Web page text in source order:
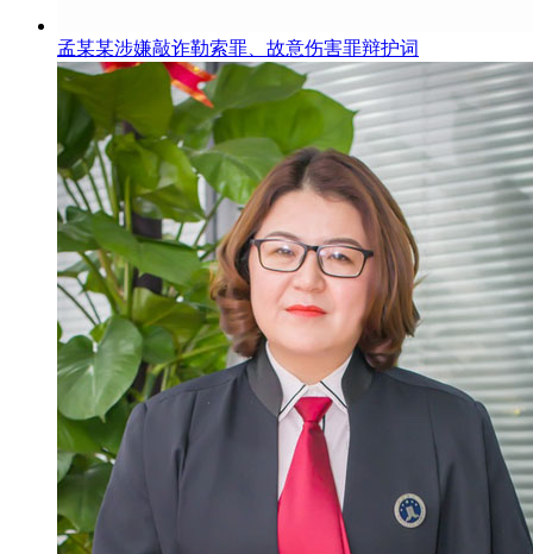
孟某某涉嫌敲诈勒索罪、故意伤害罪辩护词